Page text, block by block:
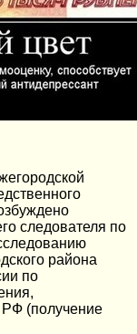
следователя по
района
по
РФ (получение